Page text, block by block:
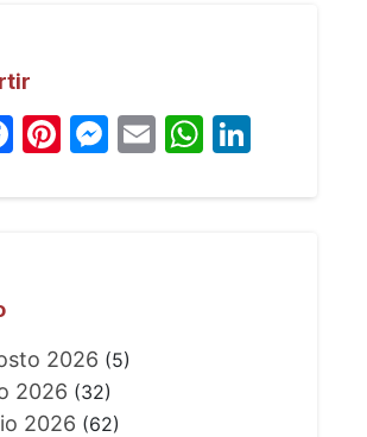
Facebook
Pinterest
Messenger
Email
2026 (5)
2026 (32)
2026 (62)